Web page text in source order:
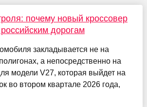
почему новый кроссовер
дорогам
закладывается не на
а непосредственно на
модели V27, которая выйдет на
во втором квартале 2026 года,